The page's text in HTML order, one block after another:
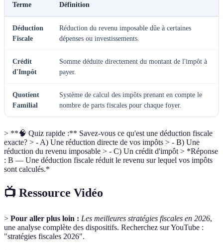
Terme Définition
Déduction
Fiscale
Réduction du revenu imposable dûe à certaines
dépenses ou investissements.
Crédit
d'Impôt
Somme déduite directement du montant de l'impôt à
payer.
Quotient
Familial
Système de calcul des impôts prenant en compte le
nombre de parts fiscales pour chaque foyer.
> **🧠 Quiz rapide :** Savez-vous ce qu'est une déduction fiscale
exacte? > - A) Une réduction directe de vos impôts > - B) Une
réduction du revenu imposable > - C) Un crédit d'impôt > *Réponse
: B — Une déduction fiscale réduit le revenu sur lequel vos impôts
sont calculés.*
📺 Ressource Vidéo
> Pour aller plus loin : Les meilleures stratégies fiscales en 2026,
une analyse complète des dispositifs. Recherchez sur YouTube :
"stratégies fiscales 2026".